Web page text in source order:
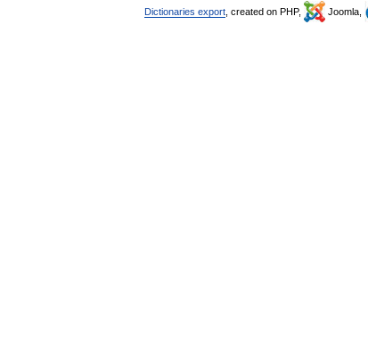
Dictionaries export , created on PHP, Joomla,